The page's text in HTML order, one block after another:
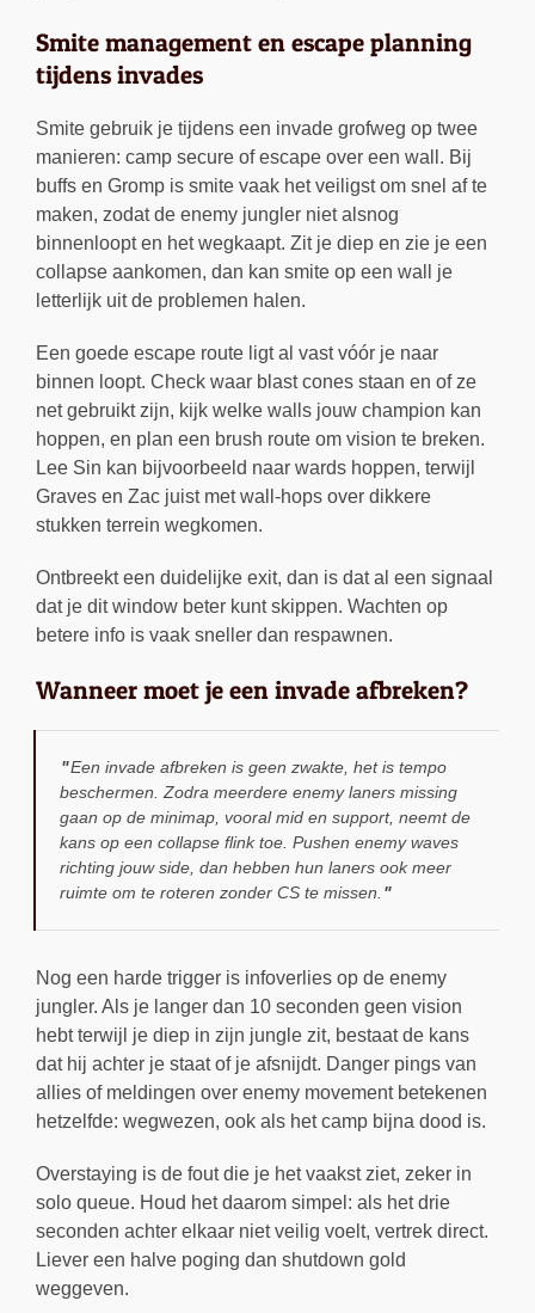
Smite management en escape planning
tijdens invades
Smite gebruik je tijdens een invade grofweg op twee
manieren: camp secure of escape over een wall. Bij
buffs en Gromp is smite vaak het veiligst om snel af te
maken, zodat de enemy jungler niet alsnog
binnenloopt en het wegkaapt. Zit je diep en zie je een
collapse aankomen, dan kan smite op een wall je
letterlijk uit de problemen halen.
Een goede escape route ligt al vast vóór je naar
binnen loopt. Check waar blast cones staan en of ze
net gebruikt zijn, kijk welke walls jouw champion kan
hoppen, en plan een brush route om vision te breken.
Lee Sin kan bijvoorbeeld naar wards hoppen, terwijl
Graves en Zac juist met wall-hops over dikkere
stukken terrein wegkomen.
Ontbreekt een duidelijke exit, dan is dat al een signaal
dat je dit window beter kunt skippen. Wachten op
betere info is vaak sneller dan respawnen.
Wanneer moet je een invade afbreken?
Een invade afbreken is geen zwakte, het is tempo
beschermen. Zodra meerdere enemy laners missing
gaan op de minimap, vooral mid en support, neemt de
kans op een collapse flink toe. Pushen enemy waves
richting jouw side, dan hebben hun laners ook meer
ruimte om te roteren zonder CS te missen.
Nog een harde trigger is infoverlies op de enemy
jungler. Als je langer dan 10 seconden geen vision
hebt terwijl je diep in zijn jungle zit, bestaat de kans
dat hij achter je staat of je afsnijdt. Danger pings van
allies of meldingen over enemy movement betekenen
hetzelfde: wegwezen, ook als het camp bijna dood is.
Overstaying is de fout die je het vaakst ziet, zeker in
solo queue. Houd het daarom simpel: als het drie
seconden achter elkaar niet veilig voelt, vertrek direct.
Liever een halve poging dan shutdown gold
weggeven.